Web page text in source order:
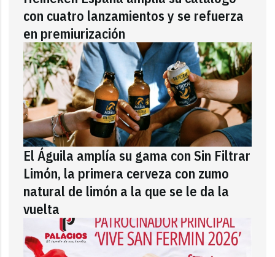
con cuatro lanzamientos y se refuerza
en premiurización
El Águila amplía su gama con Sin Filtrar
Limón, la primera cerveza con zumo
natural de limón a la que se le da la
vuelta